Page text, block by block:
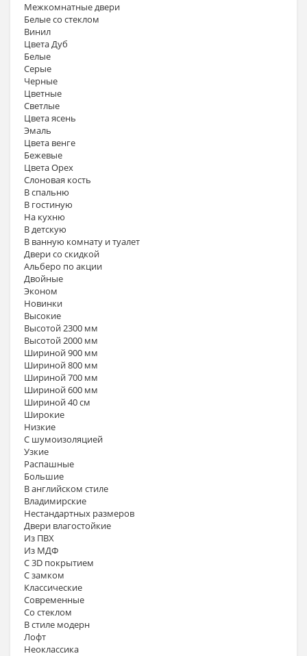
Межкомнатные двери
Белые со стеклом
Винил
Цвета Дуб
Белые
Серые
Черные
Цветные
Светлые
Цвета ясень
Эмаль
Цвета венге
Бежевые
Цвета Орех
Слоновая кость
В спальню
В гостиную
На кухню
В детскую
В ванную комнату и туалет
Двери со скидкой
Альберо по акции
Двойные
Эконом
Новинки
Высокие
Высотой 2300 мм
Высотой 2000 мм
Шириной 900 мм
Шириной 800 мм
Шириной 700 мм
Шириной 600 мм
Шириной 40 см
Широкие
Низкие
С шумоизоляцией
Узкие
Распашные
Большие
В английском стиле
Владимирские
Нестандартных размеров
Двери влагостойкие
Из ПВХ
Из МДФ
С 3D покрытием
С замком
Классические
Современные
Со стеклом
В стиле модерн
Лофт
Неоклассика